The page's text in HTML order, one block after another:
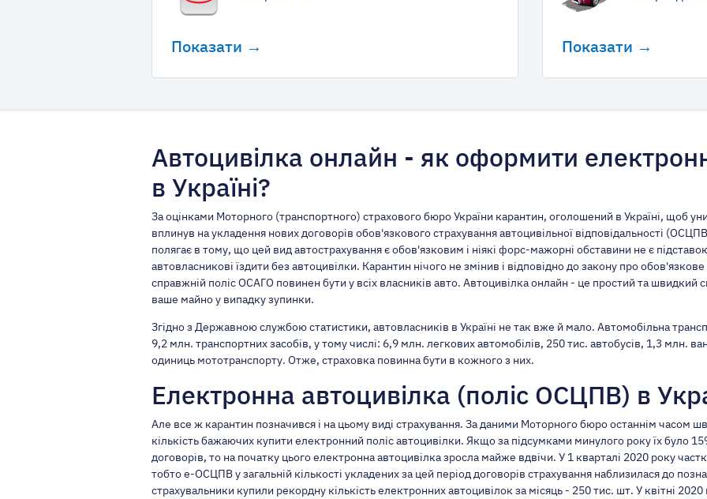
Показати → Показати →
Автоцивілка онлайн - як оформити
в Україні?
За оцінками Моторного (транспортного) страхового бюро України карантин, оголошений в Україні, щоб
вплинув на укладення нових договорів обов'язкового страхування автоцивільної відповідальності
полягає в тому, що цей вид автострахування є обов'язковим і ніякі форс-мажорні обставини не є
автовласникові їздити без автоцивілки. Карантин нічого не змінив і відповідно до закону про обов'язкове
справжній поліс ОСАГО повинен бути у всіх власників авто. Автоцивілка онлайн - це простий та швидкий
ваше майно у випадку зупинки.
Згідно з Державною службою статистики, автовласників в Україні не так вже й мало. Автомобільна
9,2 млн. транспортних засобів, у тому числі: 6,9 млн. легкових автомобілів, 250 тис. автобусів, 1,3 млн.
одиниць мототранспорту. Отже, страховка повинна бути в кожного з них.
Електронна автоцивілка (поліс ОСЦПВ) в
Але все ж карантин позначився і на цьому виді страхування. За даними Моторного бюро останнім часом
кількість бажаючих купити електронний поліс автоцивілки. Якщо за підсумками минулого року їх було
договорів, то на початку цього електронна автоцивілка зросла майже вдвічи. У 1 кварталі 2020 року
тобто е-ОСЦПВ у загальній кількості укладених за цей період договорів страхування наблизилася до
страхувальники купили рекордну кількість електронних автоцивілок за місяць - 250 тис. шт. У квітні